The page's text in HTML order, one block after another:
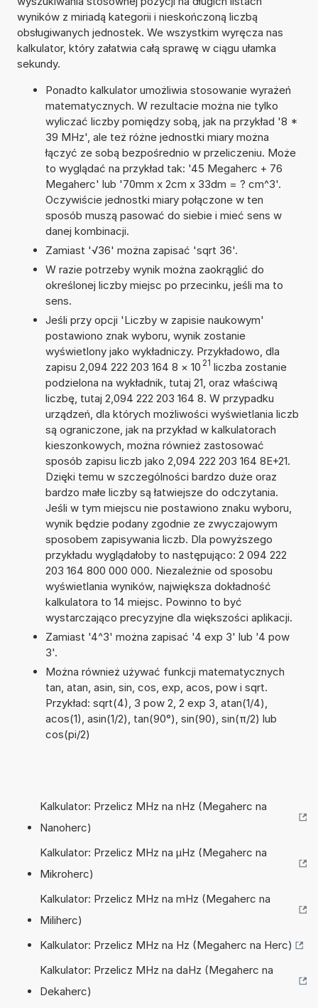
wyników z miriadą kategorii i nieskończoną liczbą
obsługiwanych jednostek. We wszystkim wyręcza nas
kalkulator, który załatwia całą sprawę w ciągu ułamka
sekundy.
Ponadto kalkulator umożliwia stosowanie wyrażeń
matematycznych. W rezultacie można nie tylko
wyliczać liczby pomiędzy sobą, jak na przykład '8 *
39 MHz', ale też różne jednostki miary można
łączyć ze sobą bezpośrednio w przeliczeniu. Może
to wyglądać na przykład tak: '45 Megaherc + 76
Megaherc' lub '70mm x 2cm x 33dm = ? cm^3'.
Oczywiście jednostki miary połączone w ten
sposób muszą pasować do siebie i mieć sens w
danej kombinacji.
Zamiast '√36' można zapisać 'sqrt 36'.
W razie potrzeby wynik można zaokrąglić do
określonej liczby miejsc po przecinku, jeśli ma to
sens.
Jeśli przy opcji 'Liczby w zapisie naukowym'
postawiono znak wyboru, wynik zostanie
wyświetlony jako wykładniczy. Przykładowo, dla
zapisu 2,094 222 203 164 8 × 10 21 liczba zostanie
podzielona na wykładnik, tutaj 21, oraz właściwą
liczbę, tutaj 2,094 222 203 164 8. W przypadku
urządzeń, dla których możliwości wyświetlania liczb
są ograniczone, jak na przykład w kalkulatorach
kieszonkowych, można również zastosować
sposób zapisu liczb jako 2,094 222 203 164 8E+21.
Dzięki temu w szczególności bardzo duże oraz
bardzo małe liczby są łatwiejsze do odczytania.
Jeśli w tym miejscu nie postawiono znaku wyboru,
wynik będzie podany zgodnie ze zwyczajowym
sposobem zapisywania liczb. Dla powyższego
przykładu wyglądałoby to następująco: 2 094 222
203 164 800 000 000. Niezależnie od sposobu
wyświetlania wyników, największa dokładność
kalkulatora to 14 miejsc. Powinno to być
wystarczająco precyzyjne dla większości aplikacji.
Zamiast '4^3' można zapisać '4 exp 3' lub '4 pow
3'.
Można również używać funkcji matematycznych
tan, atan, asin, sin, cos, exp, acos, pow i sqrt.
Przykład: sqrt(4), 3 pow 2, 2 exp 3, atan(1/4),
acos(1), asin(1/2), tan(90°), sin(90), sin(π/2) lub
cos(pi/2)
Kalkulator: Przelicz MHz na nHz (Megaherc na
Nanoherc)
Kalkulator: Przelicz MHz na µHz (Megaherc na
Mikroherc)
Kalkulator: Przelicz MHz na mHz (Megaherc na
Miliherc)
Kalkulator: Przelicz MHz na Hz (Megaherc na Herc)
Kalkulator: Przelicz MHz na daHz (Megaherc na
Dekaherc)